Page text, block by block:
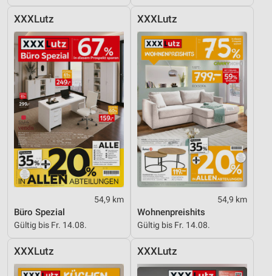
XXXLutz
54,9 km
Büro Spezial
Gültig bis Fr. 14.08.
XXXLutz
54,9 km
Wohnenpreishits
Gültig bis Fr. 14.08.
XXXLutz XXXLutz